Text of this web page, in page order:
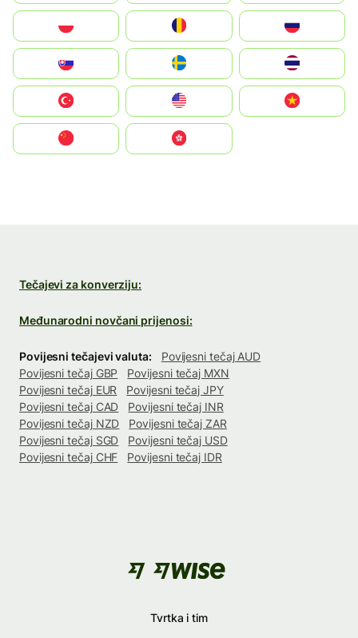
United States
中國香港特別行政區
Tečajevi za konverziju:
Međunarodni novčani prijenosi:
Povijesni tečajevi valuta:
Povijesni tečaj AUD
Povijesni tečaj GBP
Povijesni tečaj MXN
Povijesni tečaj EUR
Povijesni tečaj JPY
Povijesni tečaj CAD
Povijesni tečaj INR
Povijesni tečaj NZD
Povijesni tečaj ZAR
Povijesni tečaj SGD
Povijesni tečaj USD
Povijesni tečaj CHF
Povijesni tečaj IDR
Tvrtka i tim